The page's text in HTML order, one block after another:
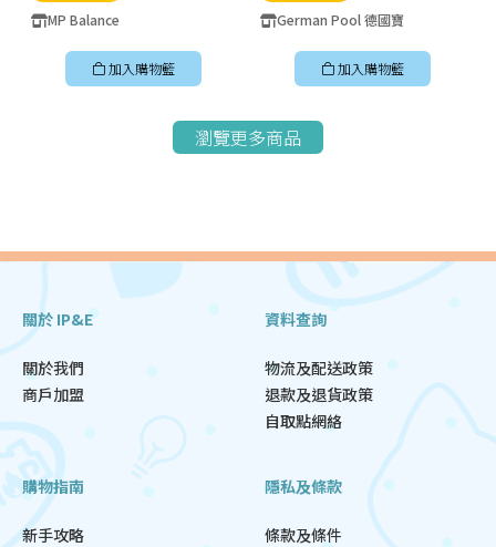
MP Balance
加入購物籃
German Pool 德國寶
加入購物籃
瀏覽更多商品
關於 IP&E
關於我們
商戶加盟
資料查詢
物流及配送政策
退款及退貨政策
自取點網絡
購物指南
新手攻略
隱私及條款
條款及條件